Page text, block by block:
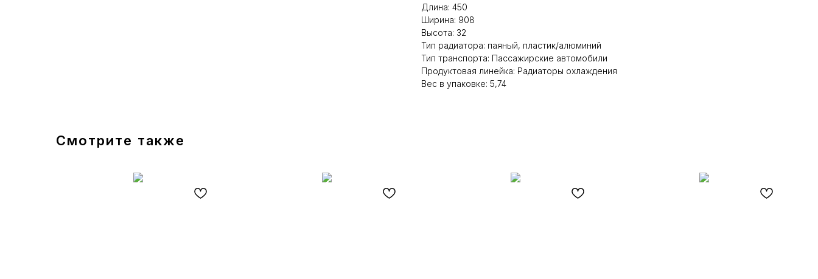
Длина: 450
Ширина: 908
Высота: 32
Тип радиатора: паяный, пластик/алюминий
Тип транспорта: Пассажирские автомобили
Продуктовая линейка: Радиаторы охлаждения
Вес в упаковке: 5,74
Смотрите также